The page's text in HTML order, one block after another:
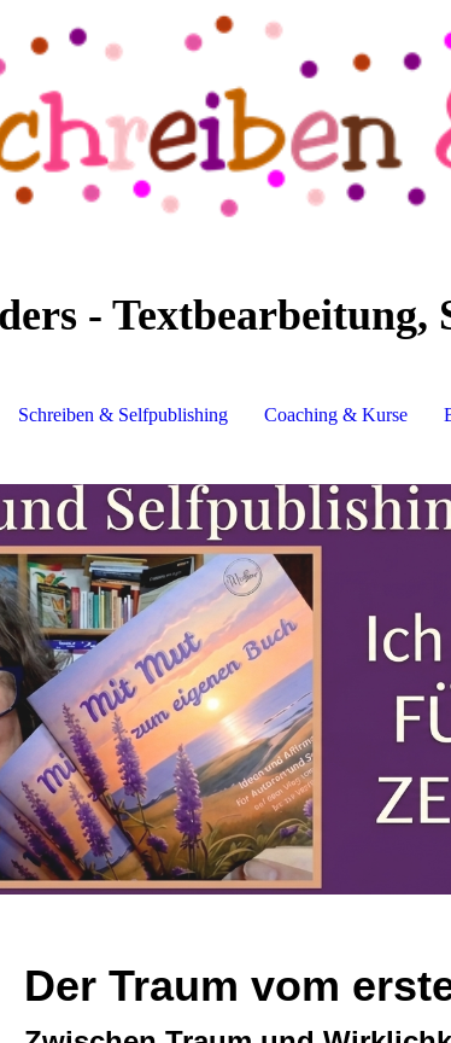
- Textbearbeitung,
Schreiben & Selfpublishing Coaching & Kurse
Der Traum vom